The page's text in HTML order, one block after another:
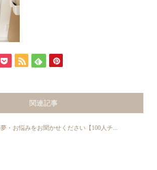
関連記事
夢・お悩みをお聞かせください【100人チ...